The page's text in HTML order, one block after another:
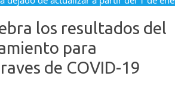
los resultados del
para
de COVID-19